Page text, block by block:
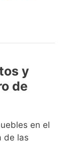
y
de
en el
de las